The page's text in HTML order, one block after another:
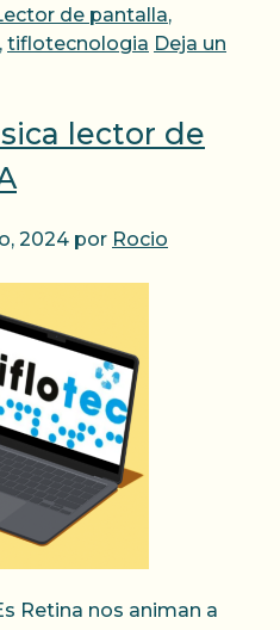
de pantalla,
, tiflotecnologia Deja un
lector de
2024 por Rocio
Retina nos animan a